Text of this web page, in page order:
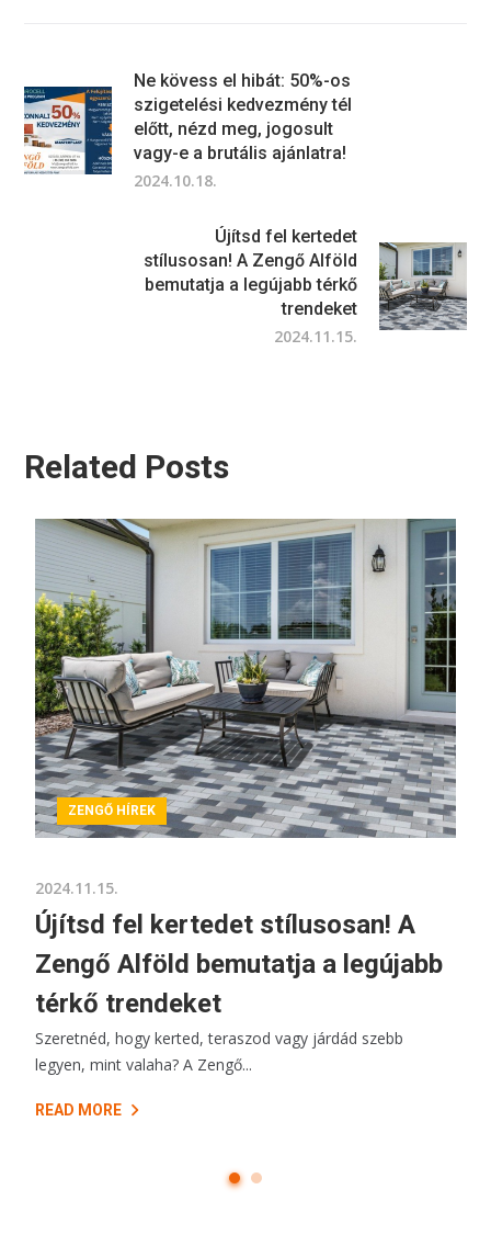
Ne kövess el hibát: 50%-os
szigetelési kedvezmény tél
előtt, nézd meg, jogosult
vagy-e a brutális ajánlatra!
2024.10.18.
Újítsd fel kertedet
stílusosan! A Zengő Alföld
bemutatja a legújabb térkő
trendeket
2024.11.15.
Related Posts
ZENGŐ HÍREK
2024.11.15.
Újítsd fel kertedet stílusosan! A
Zengő Alföld bemutatja a legújabb
térkő trendeket
Szeretnéd, hogy kerted, teraszod vagy járdád szebb
legyen, mint valaha? A Zengő...
READ MORE